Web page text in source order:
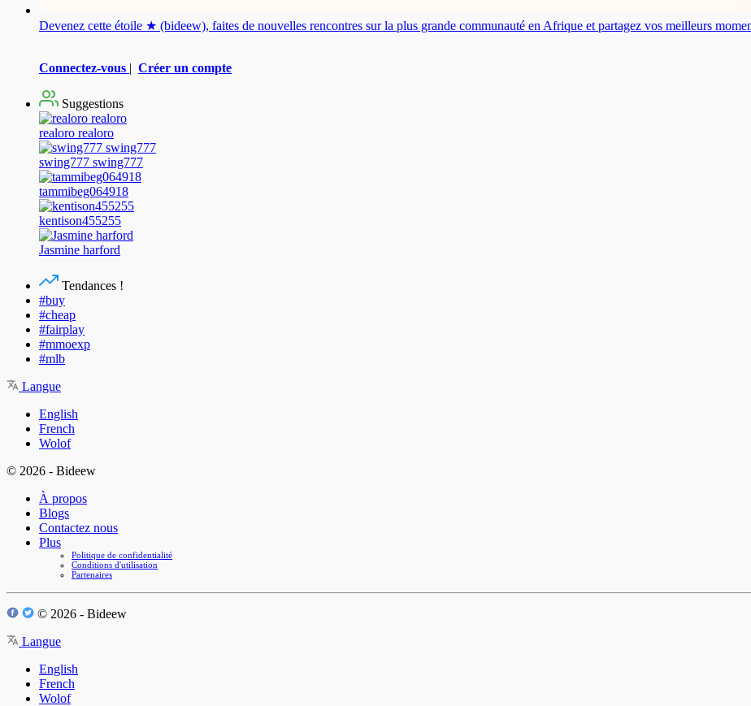
Devenez cette étoile ★ (bideew), faites de nouvelles rencontres sur la plus grande communauté en Afrique et partagez vos meilleurs
Connectez-vous | Créer un compte
Suggestions
realoro realoro
swing777 swing777
tammibeg064918
kentison455255
Jasmine harford
Tendances !
#buy
#cheap
#fairplay
#mmoexp
#mlb
Langue
English
French
Wolof
© 2026 - Bideew
À propos
Blogs
Contactez nous
Plus
Politique de confidentialité
Conditions d'utilisation
Partenaires
© 2026 - Bideew
Langue
English
French
Wolof